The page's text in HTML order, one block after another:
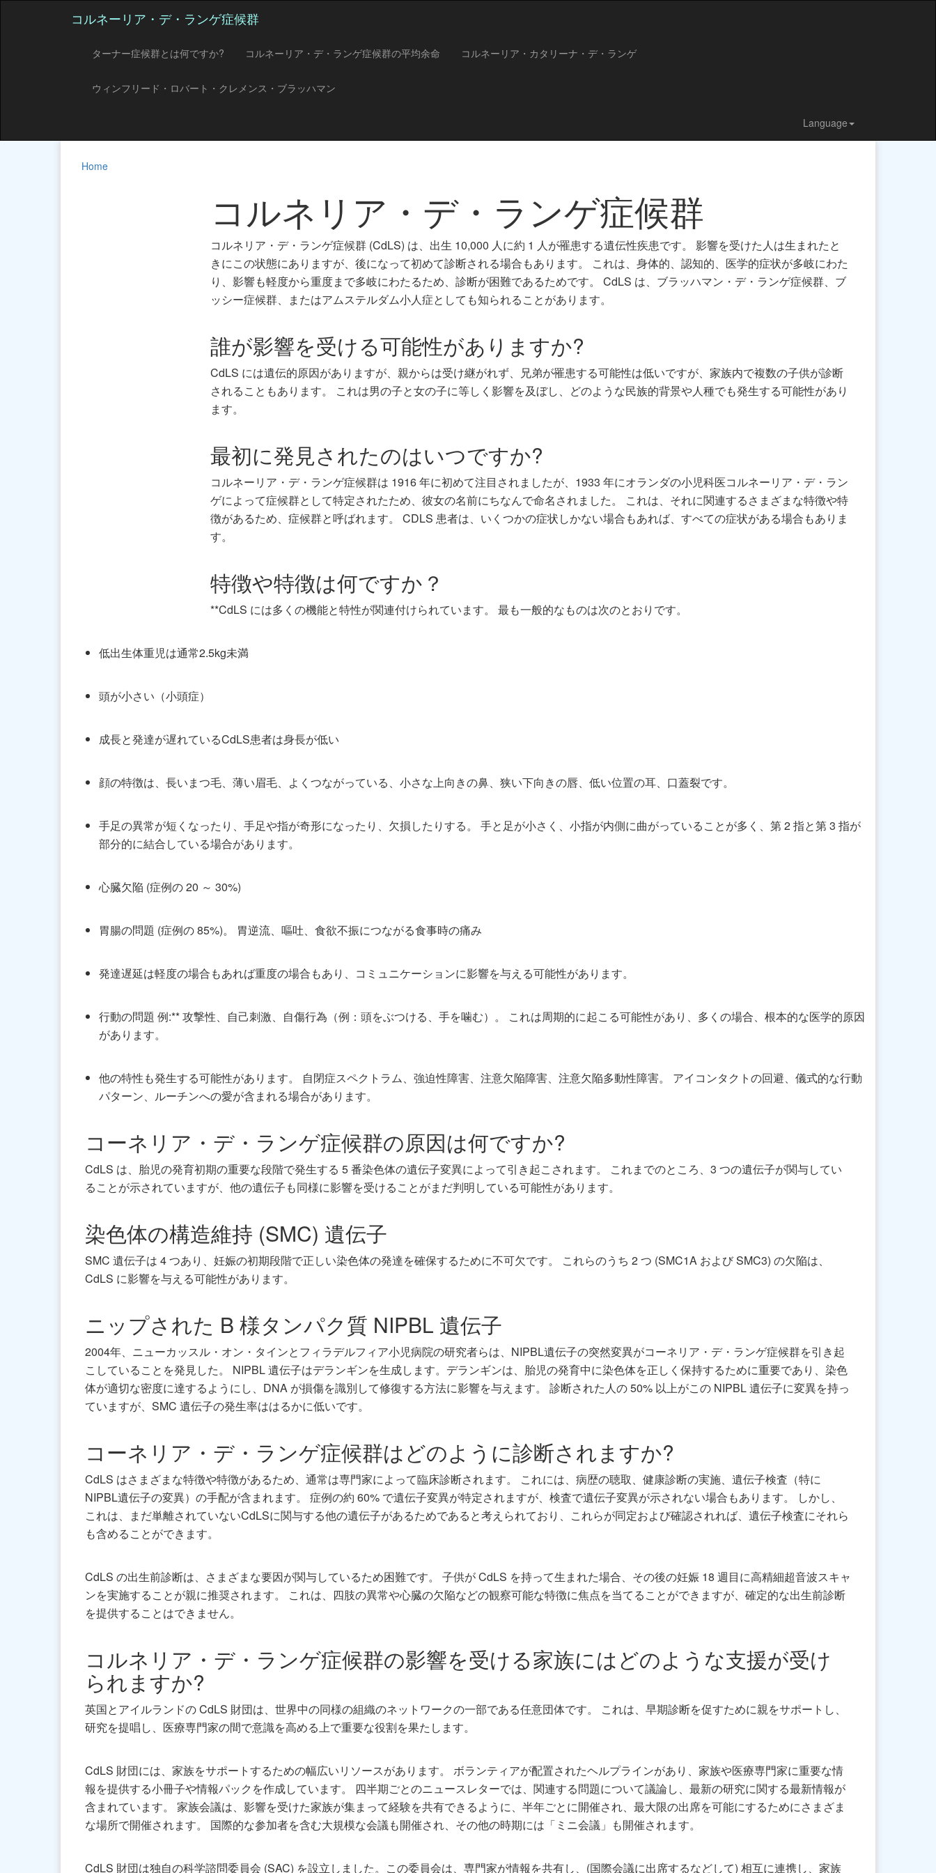
コルネーリア・デ・ランゲ症候群
ターナー症候群とは何ですか? コルネーリア・デ・ランゲ症候群の平均余命 コルネーリア・カタリーナ・デ・ランゲ
ウィンフリード・ロバート・クレメンス・ブラッハマン
Language
Home
コルネリア・デ・ランゲ症候群
コルネリア・デ・ランゲ症候群 (CdLS) は、出生 10,000 人に約 1 人が罹患する遺伝性疾患です。 影響を受けた人は生まれたと
きにこの状態にありますが、後になって初めて診断される場合もあります。 これは、身体的、認知的、医学的症状が多岐にわた
り、影響も軽度から重度まで多岐にわたるため、診断が困難であるためです。 CdLS は、ブラッハマン・デ・ランゲ症候群、ブ
ッシー症候群、またはアムステルダム小人症としても知られることがあります。
誰が影響を受ける可能性がありますか?
CdLS には遺伝的原因がありますが、親からは受け継がれず、兄弟が罹患する可能性は低いですが、家族内で複数の子供が診断
されることもあります。 これは男の子と女の子に等しく影響を及ぼし、どのような民族的背景や人種でも発生する可能性があり
ます。
最初に発見されたのはいつですか?
コルネーリア・デ・ランゲ症候群は 1916 年に初めて注目されましたが、1933 年にオランダの小児科医コルネーリア・デ・ラン
ゲによって症候群として特定されたため、彼女の名前にちなんで命名されました。 これは、それに関連するさまざまな特徴や特
徴があるため、症候群と呼ばれます。 CDLS 患者は、いくつかの症状しかない場合もあれば、すべての症状がある場合もありま
す。
特徴や特徴は何ですか？
**CdLS には多くの機能と特性が関連付けられています。 最も一般的なものは次のとおりです。
低出生体重児は通常2.5kg未満
頭が小さい（小頭症）
成長と発達が遅れているCdLS患者は身長が低い
顔の特徴は、長いまつ毛、薄い眉毛、よくつながっている、小さな上向きの鼻、狭い下向きの唇、低い位置の耳、口蓋裂です。
手足の異常が短くなったり、手足や指が奇形になったり、欠損したりする。 手と足が小さく、小指が内側に曲がっていることが多く、第 2 指と第 3 指が
部分的に結合している場合があります。
心臓欠陥 (症例の 20 ～ 30%)
胃腸の問題 (症例の 85%)。 胃逆流、嘔吐、食欲不振につながる食事時の痛み
発達遅延は軽度の場合もあれば重度の場合もあり、コミュニケーションに影響を与える可能性があります。
行動の問題 例:** 攻撃性、自己刺激、自傷行為（例：頭をぶつける、手を噛む）。 これは周期的に起こる可能性があり、多くの場合、根本的な医学的原因
があります。
他の特性も発生する可能性があります。 自閉症スペクトラム、強迫性障害、注意欠陥障害、注意欠陥多動性障害。 アイコンタクトの回避、儀式的な行動
パターン、ルーチンへの愛が含まれる場合があります。
コーネリア・デ・ランゲ症候群の原因は何ですか?
CdLS は、胎児の発育初期の重要な段階で発生する 5 番染色体の遺伝子変異によって引き起こされます。 これまでのところ、3 つの遺伝子が関与してい
ることが示されていますが、他の遺伝子も同様に影響を受けることがまだ判明している可能性があります。
染色体の構造維持 (SMC) 遺伝子
SMC 遺伝子は 4 つあり、妊娠の初期段階で正しい染色体の発達を確保するために不可欠です。 これらのうち 2 つ (SMC1A および SMC3) の欠陥は、
CdLS に影響を与える可能性があります。
ニップされた B 様タンパク質 NIPBL 遺伝子
2004年、ニューカッスル・オン・タインとフィラデルフィア小児病院の研究者らは、NIPBL遺伝子の突然変異がコーネリア・デ・ランゲ症候群を引き起
こしていることを発見した。 NIPBL 遺伝子はデランギンを生成します。デランギンは、胎児の発育中に染色体を正しく保持するために重要であり、染色
体が適切な密度に達するようにし、DNA が損傷を識別して修復する方法に影響を与えます。 診断された人の 50% 以上がこの NIPBL 遺伝子に変異を持っ
ていますが、SMC 遺伝子の発生率ははるかに低いです。
コーネリア・デ・ランゲ症候群はどのように診断されますか?
CdLS はさまざまな特徴や特徴があるため、通常は専門家によって臨床診断されます。 これには、病歴の聴取、健康診断の実施、遺伝子検査（特に
NIPBL遺伝子の変異）の手配が含まれます。 症例の約 60% で遺伝子変異が特定されますが、検査で遺伝子変異が示されない場合もあります。 しかし、
これは、まだ単離されていないCdLSに関与する他の遺伝子があるためであると考えられており、これらが同定および確認されれば、遺伝子検査にそれら
も含めることができます。
CdLS の出生前診断は、さまざまな要因が関与しているため困難です。 子供が CdLS を持って生まれた場合、その後の妊娠 18 週目に高精細超音波スキャ
ンを実施することが親に推奨されます。 これは、四肢の異常や心臓の欠陥などの観察可能な特徴に焦点を当てることができますが、確定的な出生前診断
を提供することはできません。
コルネリア・デ・ランゲ症候群の影響を受ける家族にはどのような支援が受け
られますか?
英国とアイルランドの CdLS 財団は、世界中の同様の組織のネットワークの一部である任意団体です。 これは、早期診断を促すために親をサポートし、
研究を提唱し、医療専門家の間で意識を高める上で重要な役割を果たします。
CdLS 財団には、家族をサポートするための幅広いリソースがあります。 ボランティアが配置されたヘルプラインがあり、家族や医療専門家に重要な情
報を提供する小冊子や情報パックを作成しています。 四半期ごとのニュースレターでは、関連する問題について議論し、最新の研究に関する最新情報が
含まれています。 家族会議は、影響を受けた家族が集まって経験を共有できるように、半年ごとに開催され、最大限の出席を可能にするためにさまざま
な場所で開催されます。 国際的な参加者を含む大規模な会議も開催され、その他の時期には「ミニ会議」も開催されます。
CdLS 財団は独自の科学諮問委員会 (SAC) を設立しました。この委員会は、専門家が情報を共有し、(国際会議に出席するなどして) 相互に連携し、家族